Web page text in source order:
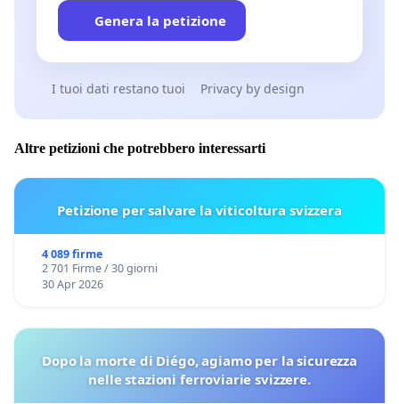
Genera la petizione
I tuoi dati restano tuoi Privacy by design
Altre petizioni che potrebbero interessarti
Petizione per salvare la viticoltura svizzera
4 089 firme
2 701 Firme / 30 giorni
30 Apr 2026
Dopo la morte di Diégo, agiamo per la sicurezza
nelle stazioni ferroviarie svizzere.